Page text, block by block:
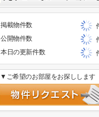
掲載物件数
公開物件数
本日の更新件数
▼ご希望のお部屋をお探しします